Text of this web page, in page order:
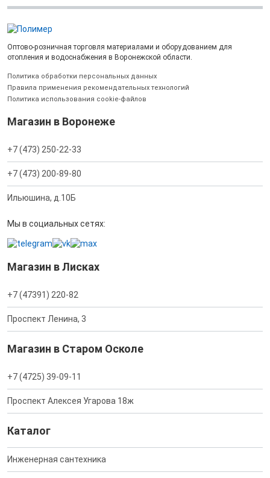
Оптово-розничная торговля материалами и оборудованием для
отопления и водоснабжения в Воронежской области.
Политика обработки персональных данных
Правила применения рекомендательных технологий
Политика использования cookie-файлов
Магазин в Воронеже
+7 (473) 250-22-33
+7 (473) 200-89-80
Ильюшина, д.10Б
Мы в социальных сетях:
Магазин в Лисках
+7 (47391) 220-82
Проспект Ленина, 3
Магазин в Старом Осколе
+7 (4725) 39-09-11
Проспект Алексея Угарова 18ж
Каталог
Инженерная сантехника